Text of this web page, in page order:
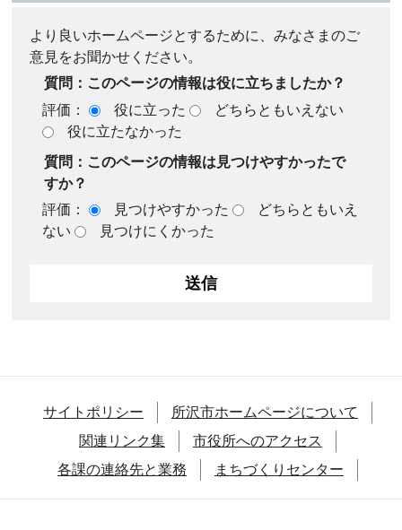
より良いホームページとするために、みなさまのご
意見をお聞かせください。
質問：このページの情報は役に立ちましたか？
評価：
役に立った
どちらともいえない
役に立たなかった
質問：このページの情報は見つけやすかったで
すか？
評価：
見つけやすかった
どちらともいえ
ない
見つけにくかった
サイトポリシー
所沢市ホームページについて
関連リンク集
市役所へのアクセス
各課の連絡先と業務
まちづくりセンター